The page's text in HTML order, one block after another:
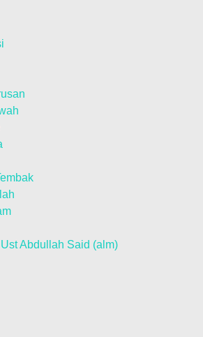
Abdullah Said (alm)